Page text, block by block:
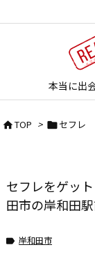
本当に出
TOP > セフレ
セフレをゲッ
田市の岸和田
 岸和田市